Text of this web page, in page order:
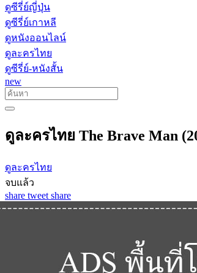
ดูซีรี่ย์ญี่ปุ่น
ดูซีรี่ย์เกาหลี
ดูหนังออนไลน์
ดูละครไทย
ดูซีรี่ย์-หนังสั้น
new
ดูละครไทย The Brave Man
ดูละครไทย
จบแล้ว
share tweet share